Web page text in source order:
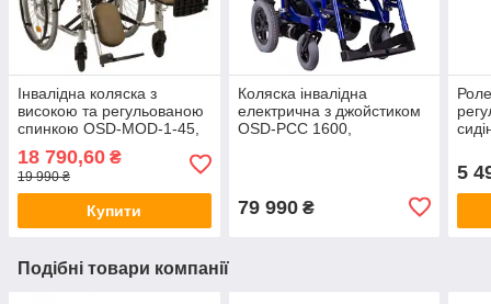
Інвалідна коляска з
високою та регульованою
спинкою OSD-MOD-1-45,
18 790,60 ₴
19 990 ₴
Купити
Коляска інвалідна
електрична з джойстиком
OSD-PCC 1600,
79 990₴
5
Подібні товари компанії